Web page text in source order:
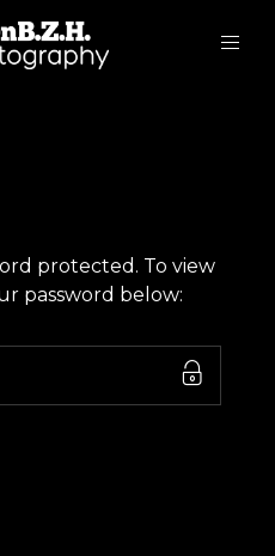
protected. To view
password below: